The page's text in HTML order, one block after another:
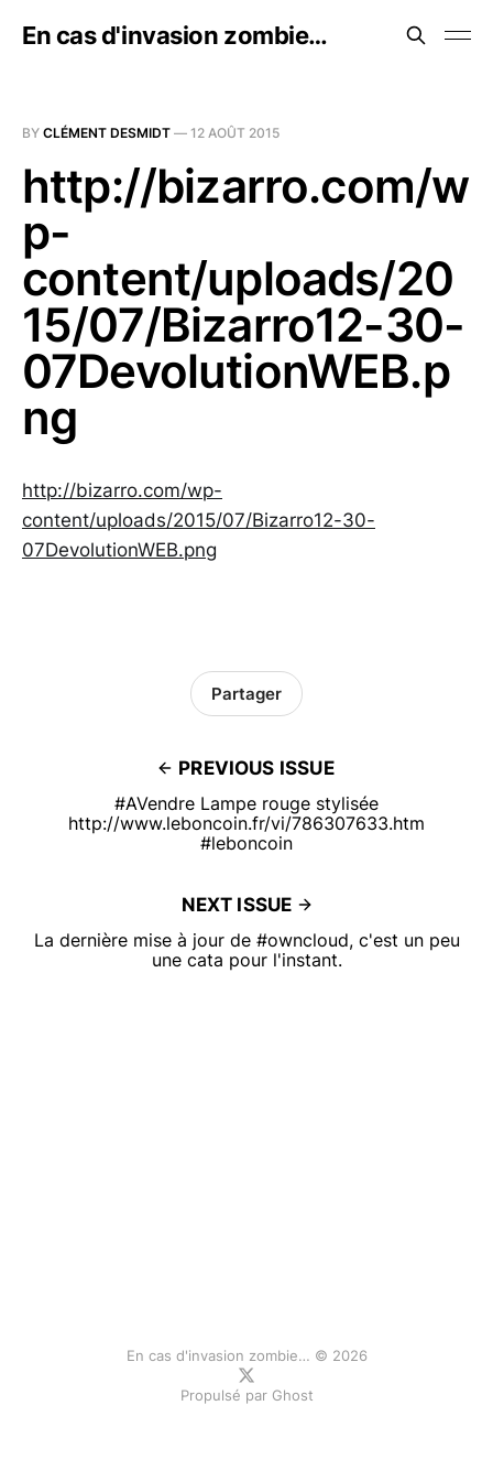
En cas d'invasion zombie…
BY CLÉMENT DESMIDT — 12 AOÛT 2015
http://bizarro.com/w
p-
content/uploads/20
15/07/Bizarro12-30-
07DevolutionWEB.p
ng
http://bizarro.com/wp-
content/uploads/2015/07/Bizarro12-30-
07DevolutionWEB.png
PREVIOUS ISSUE
#AVendre Lampe rouge stylisée
http://www.leboncoin.fr/vi/786307633.htm
#leboncoin
Partager
NEXT ISSUE
La dernière mise à jour de #owncloud, c'est un peu
une cata pour l'instant.
En cas d'invasion zombie… © 2026
Propulsé par Ghost